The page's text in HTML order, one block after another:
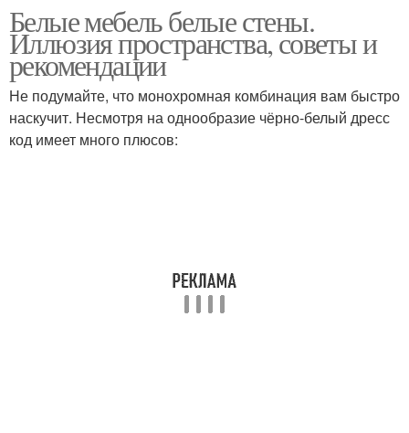
Белые мебель белые стены.
Иллюзия пространства, советы и
рекомендации
Не подумайте, что монохромная комбинация вам быстро
наскучит. Несмотря на однообразие чёрно-белый дресс
код имеет много плюсов: